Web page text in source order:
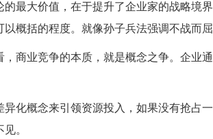
的最大价值 ， 在于提升了企业家的战略境界
以概括的程度。就像孙子兵法强调不战而
，商业竞争的本质，就是概念之争。 企业
化概念来引 领资源投入 ， 如果没有抢占
。